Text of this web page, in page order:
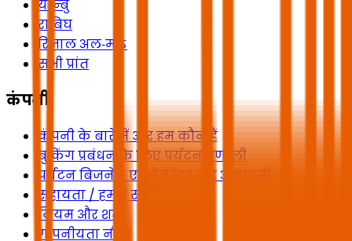
यान्बु
राबिघ
रिजाल अल‑माऽ
सभी प्रांत
कंपनी
कंपनी के बारे में और हम कौन हैं
बुकिंग प्रबंधन के लिए पर्यटन प्रणाली
पर्यटन बिजनेस एक्सेलेरेटर और अकादमी
सहायता / हमसे संपर्क करें
नियम और शर्तें
गोपनीयता नीति